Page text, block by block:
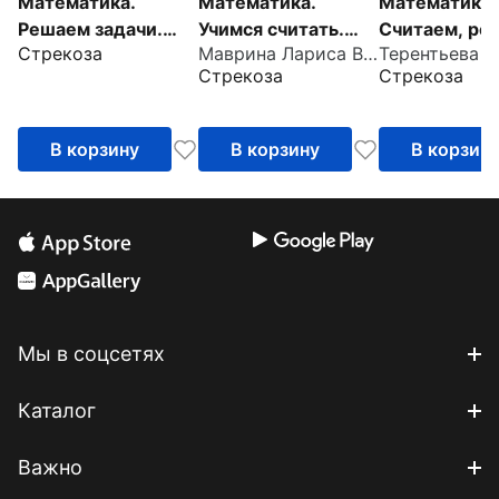
Решаем задачи.
Рабочая тетрадь
Стрекоза
В корзину
Учимся считать.
Рабочая тетрадь
Маврина Лариса Викторовна
Стрекоза
В корзину
Считаем,
сравниваем.
Рабочая
Терентьева
Стрекоза
В корзину
Мы в соцсетях
Каталог
Важно